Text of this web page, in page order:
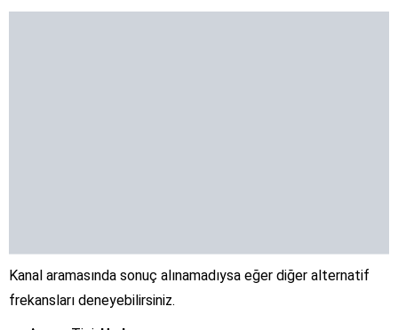
Kanal aramasında sonuç alınamadıysa eğer diğer alternatif
frekansları deneyebilirsiniz.